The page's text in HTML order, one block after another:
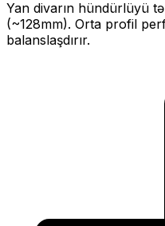
Yan divarın hündürlüyü
(~128mm). Orta profil
balanslaşdırır.